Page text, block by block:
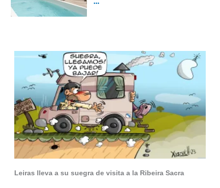
Leiras lleva a su suegra de visita a la Ribeira Sacra